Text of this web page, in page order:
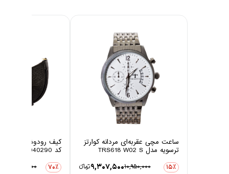
ساعت مچی عقربه‌ای مردانه کوارتز
ترسویه مدل TRS618 W02 S
15٪ 10,950,000
9,307,500تومانءء
کد 10040290
70٪ 24,898,000